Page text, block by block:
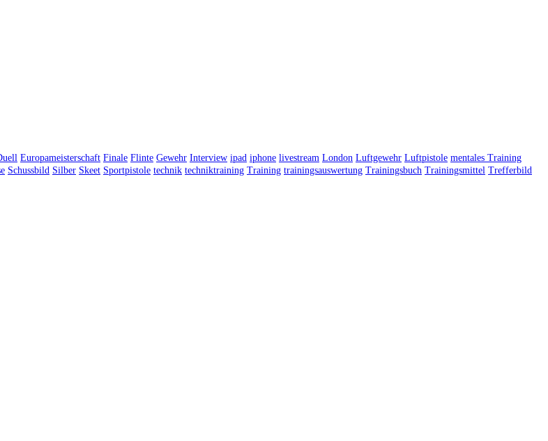
Europameisterschaft Finale Flinte Gewehr Interview ipad iphone livestream London Luftgewehr Luftpistole mentales Training
Schussbild Silber Skeet Sportpistole technik techniktraining Training trainingsauswertung Trainingsbuch Trainingsmittel Trefferbild